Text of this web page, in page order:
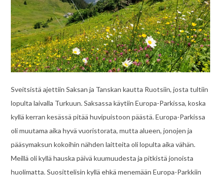
Sveitsistä ajettiin Saksan ja Tanskan kautta Ruotsiin, josta tultiin
lopulta laivalla Turkuun. Saksassa käytiin Europa-Parkissa, koska
kyllä kerran kesässä pitää huvipuistoon päästä. Europa-Parkissa
oli muutama aika hyvä vuoristorata, mutta alueen, jonojen ja
pääsymaksun kokoihin nähden laitteita oli lopulta aika vähän.
Meillä oli kyllä hauska päivä kuumuudesta ja pitkistä jonoista
huolimatta. Suosittelisin kyllä ehkä menemään Europa-Parkkiin